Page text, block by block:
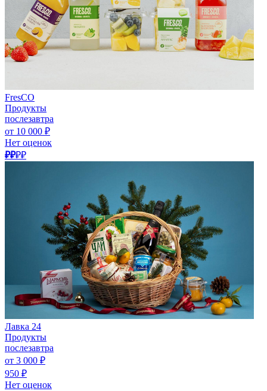
FresCO
Продукты
послезавтра
от 10 000 ₽
Нет оценок
₽₽₽₽
Лавка 24
Продукты
послезавтра
от 3 000 ₽
950 ₽
Нет оценок